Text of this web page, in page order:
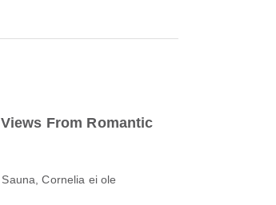
From Romantic
Cornelia ei ole